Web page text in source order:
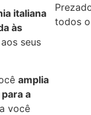
italiana
às
seus
amplia
a
você
todos